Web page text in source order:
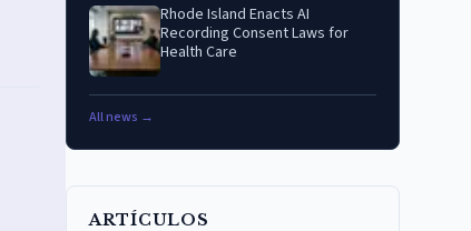
Rhode Island Enacts AI
Recording Consent Laws for
Health Care
All news →
ARTÍCULOS